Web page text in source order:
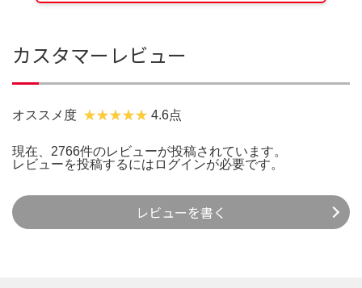
カスタマーレビュー
オススメ度 4.6点
現在、2766件のレビューが投稿されています。
レビューを投稿するには ログインが必要です。
レビューを書く